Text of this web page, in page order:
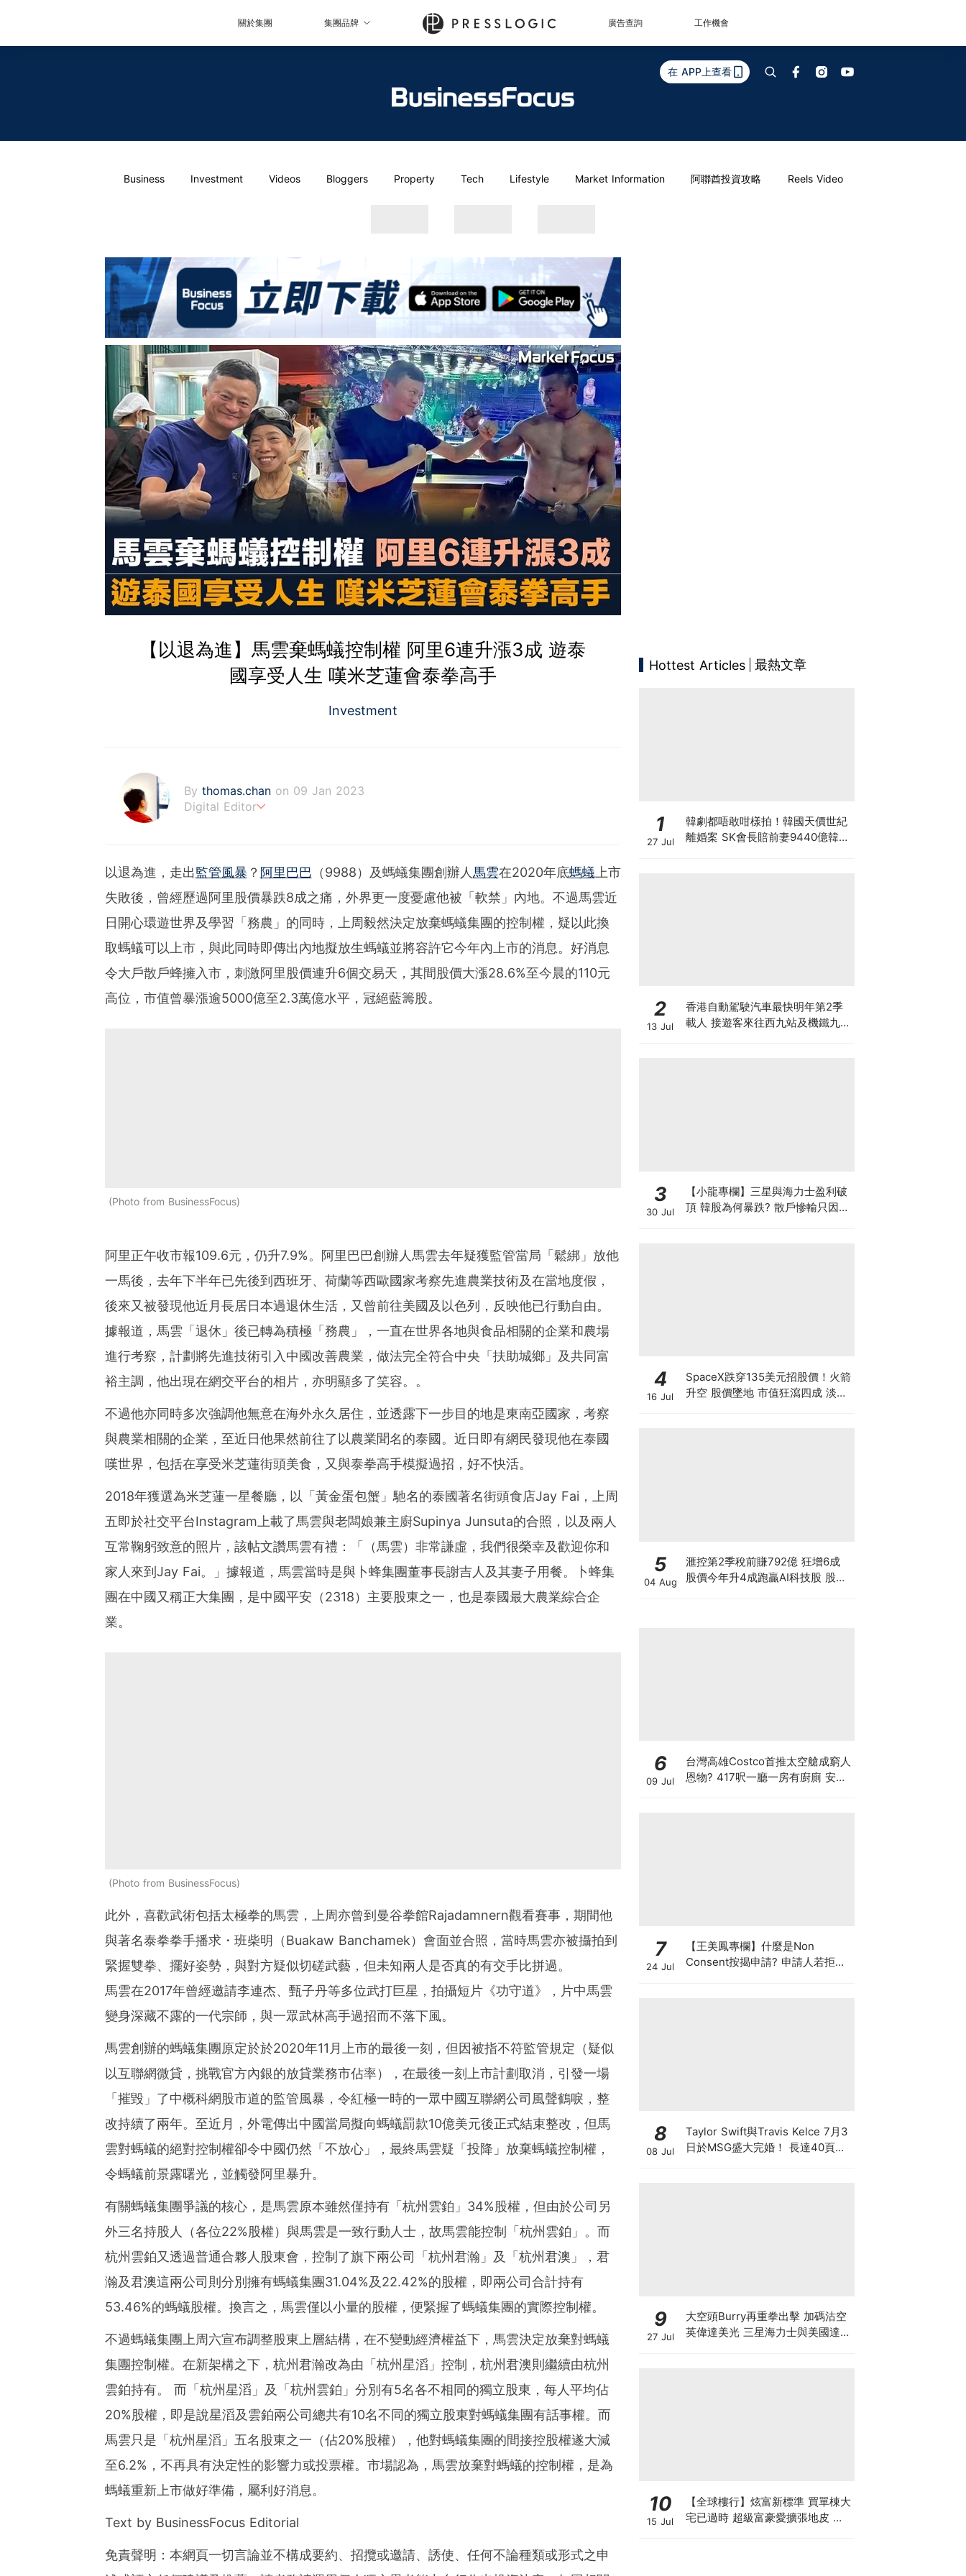
關於集團 集團品牌 廣告查詢 工作機會
在 APP上查看
Business Investment Videos Bloggers Property Tech Lifestyle Market Information 阿聯酋投資攻略 Reels Video
【以退為進】馬雲棄螞蟻控制權 阿里6連升漲3成 遊泰
國享受人生 嘆米芝蓮會泰拳高手
Investment
By thomas.chan on 09 Jan 2023
Digital Editor
以退為進，走出監管風暴 ？ 阿里巴巴 （9988）及螞蟻集團創辦人馬雲在2020年底螞蟻上市
失敗後，曾經歷過阿里股價暴跌8成之痛，外界更一度憂慮他被「軟禁」內地。不過馬雲近
日開心環遊世界及學習「務農」的同時，上周毅然決定放棄螞蟻集團的控制權，疑以此換
取螞蟻可以上市，與此同時即傳出內地擬放生螞蟻並將容許它今年內上市的消息。好消息
令大戶散戶蜂擁入市，刺激阿里股價連升6個交易天，其間股價大漲28.6%至今晨的110元
高位，市值曾暴漲逾5000億至2.3萬億水平，冠絕藍籌股。
Photo from BusinessFocus
阿里正午收市報109.6元，仍升7.9%。阿里巴巴創辦人馬雲去年疑獲監管當局「鬆綁」放他
一馬後，去年下半年已先後到西班牙、荷蘭等西歐國家考察先進農業技術及在當地度假，
後來又被發現他近月長居日本過退休生活，又曾前往美國及以色列，反映他已行動自由。
據報道，馬雲「退休」後已轉為積極「務農」，一直在世界各地與食品相關的企業和農場
進行考察，計劃將先進技術引入中國改善農業，做法完全符合中央「扶助城鄉」及共同富
裕主調，他出現在網交平台的相片，亦明顯多了笑容。。
不過他亦同時多次強調他無意在海外永久居住，並透露下一步目的地是東南亞國家，考察
與農業相關的企業，至近日他果然前往了以農業聞名的泰國。近日即有網民發現他在泰國
嘆世界，包括在享受米芝蓮街頭美食，又與泰拳高手模擬過招，好不快活。
2018年獲選為米芝蓮一星餐廳，以「黃金蛋包蟹」馳名的泰國著名街頭食店Jay Fai，上周
五即於社交平台Instagram上載了馬雲與老闆娘兼主廚Supinya Junsuta的合照，以及兩人
互常鞠躬致意的照片，該帖文讚馬雲有禮：「（馬雲）非常謙虛，我們很榮幸及歡迎你和
家人來到Jay Fai。」據報道，馬雲當時是與卜蜂集團董事長謝吉人及其妻子用餐。卜蜂集
團在中國又稱正大集團，是中國平安（2318）主要股東之一，也是泰國最大農業綜合企
業。
Photo from BusinessFocus
此外，喜歡武術包括太極拳的馬雲，上周亦曾到曼谷拳館Rajadamnern觀看賽事，期間他
與著名泰拳拳手播求・班柴明（Buakaw Banchamek）會面並合照，當時馬雲亦被攝拍到
緊握雙拳、擺好姿勢，與對方疑似切磋武藝，但未知兩人是否真的有交手比拼過。
馬雲在2017年曾經邀請李連杰、甄子丹等多位武打巨星，拍攝短片《功守道》，片中馬雲
變身深藏不露的一代宗師，與一眾武林高手過招而不落下風。
馬雲創辦的螞蟻集團原定於於2020年11月上市的最後一刻，但因被指不符監管規定（疑似
以互聯網微貸，挑戰官方內銀的放貸業務市佔率），在最後一刻上市計劃取消，引發一場
「摧毀」了中概科網股市道的監管風暴，令紅極一時的一眾中國互聯網公司風聲鶴唳，整
改持續了兩年。至近月，外電傳出中國當局擬向螞蟻罰款10億美元後正式結束整改，但馬
雲對螞蟻的絕對控制權卻令中國仍然「不放心」，最終馬雲疑「投降」放棄螞蟻控制權，
令螞蟻前景露曙光，並觸發阿里暴升。
有關螞蟻集團爭議的核心，是馬雲原本雖然僅持有「杭州雲鉑」34%股權，但由於公司另
外三名持股人（各位22%股權）與馬雲是一致行動人士，故馬雲能控制「杭州雲鉑」。而
杭州雲鉑又透過普通合夥人股東會，控制了旗下兩公司「杭州君瀚」及「杭州君澳」，君
瀚及君澳這兩公司則分別擁有螞蟻集團31.04%及22.42%的股權，即兩公司合計持有
53.46%的螞蟻股權。換言之，馬雲僅以小量的股權，便緊握了螞蟻集團的實際控制權。
不過螞蟻集團上周六宣布調整股東上層結構，在不變動經濟權益下，馬雲決定放棄對螞蟻
集團控制權。在新架構之下，杭州君瀚改為由「杭州星滔」控制，杭州君澳則繼續由杭州
雲鉑持有。 而「杭州星滔」及「杭州雲鉑」分別有5名各不相同的獨立股東，每人平均佔
20%股權，即是說星滔及雲鉑兩公司總共有10名不同的獨立股東對螞蟻集團有話事權。而
馬雲只是「杭州星滔」五名股東之一（佔20%股權），他對螞蟻集團的間接控股權遂大減
至6.2%，不再具有決定性的影響力或投票權。市場認為，馬雲放棄對螞蟻的控制權，是為
螞蟻重新上市做好準備，屬利好消息。
Text by BusinessFocus Editorial
免責聲明：本網頁一切言論並不構成要約、招攬或邀請、誘使、任何不論種類或形式之申
Hottest Articles 最熱文章
1
27 Jul
韓劇都唔敢咁樣拍！韓國天價世紀
離婚案 SK會長賠前妻9440億韓
2
13 Jul
香港自動駕駛汽車最快明年第2季
載人 接遊客來往西九站及機鐵九龍
3
30 Jul
【小龍專欄】三星與海力士盈利破
頂 韓股為何暴跌? 散戶慘輸只因忽
4
16 Jul
SpaceX跌穿135美元招股價！火箭
升空 股價墜地 市值狂瀉四成 淡友
5
04 Aug
滙控第2季稅前賺792億 狂增6成
股價今年升4成跑贏AI科技股 股價
6
09 Jul
台灣高雄Costco首推太空艙成窮人
恩物? 417呎一廳一房有廚廁 安樂
7
24 Jul
【王美鳳專欄】什麼是Non
Consent按揭申請? 申請人若拒披
8
08 Jul
Taylor Swift與Travis Kelce 7月3
日於MSG盛大完婚！ 長達40頁天
9
27 Jul
大空頭Burry再重拳出擊 加碼沽空
英偉達美光 三星海力士與美國達成
10
15 Jul
【全球樓行】炫富新標準 買單棟大
宅已過時 超級富豪愛擴張地皮 建